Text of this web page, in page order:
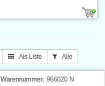
Als Liste Alle
Warennummer: 966020 N